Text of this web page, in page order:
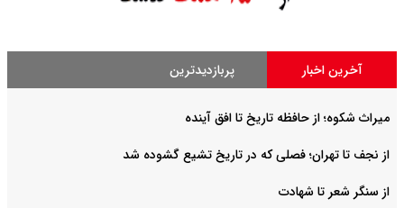
آخرین اخبار پربازدیدترین
میراث شکوه؛ از حافظه تاریخ تا افق آینده
از نجف تا تهران؛ فصلی که در تاریخ تشیع گشوده شد
از سنگر شعر تا شهادت